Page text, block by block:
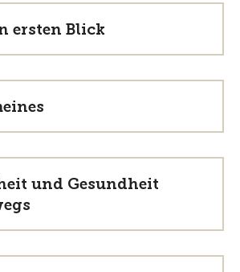
ersten Blick
und Gesundheit